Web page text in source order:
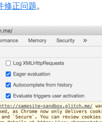
修正问题。